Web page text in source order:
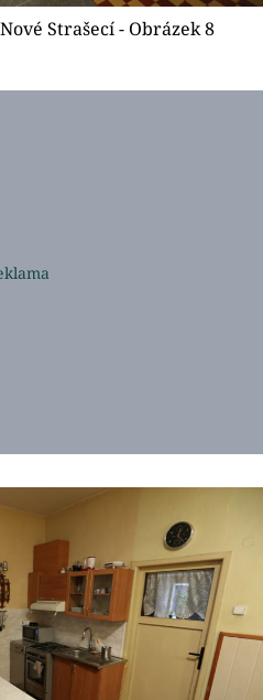
Strašecí - Obrázek 8